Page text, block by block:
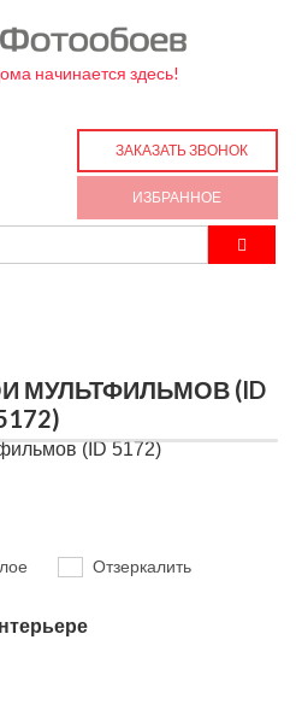
начинается здесь!
ЗАКАЗАТЬ ЗВОНОК
ИЗБРАННОЕ
МУЛЬТФИЛЬМОВ (ID
Отзеркалить